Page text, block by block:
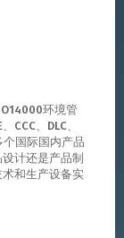
环境管
CCC、DLC、
国际国内产品
计还是产品制
和生产设备实